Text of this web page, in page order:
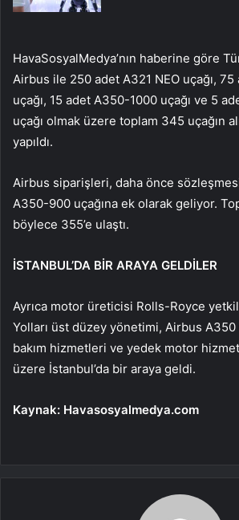
HavaSosyalMedya’nın haberine göre
Airbus ile 250 adet A321 NEO uçağı,
uçağı, 15 adet A350-1000 uçağı ve 5
uçağı olmak üzere toplam 345 uçağın
yapıldı.
Airbus siparişleri, daha önce
A350-900 uçağına ek olarak geliyor.
böylece 355’e ulaştı.
İSTANBUL’DA BİR ARAYA GELDİLER
Ayrıca motor üreticisi Rolls-Royce
Yolları üst düzey yönetimi, Airbus A350
bakım hizmetleri ve yedek motor
üzere İstanbul’da bir araya geldi.
Kaynak: Havasosyalmedya.com